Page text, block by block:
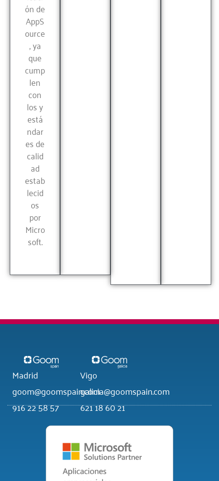
ón de
AppS
ource
, ya
que
cump
len
con
los y
está
ndar
es de
calid
ad
estab
lecid
os
por
Micro
soft.
Madrid
goom@goomspain.com
916 22 58 57
Vigo
galicia@goomspain.com
621 18 60 21